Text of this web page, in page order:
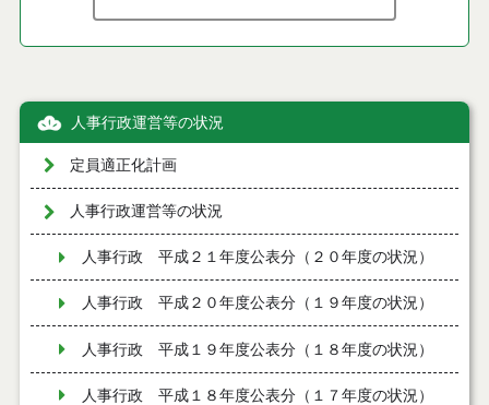
人事行政運営等の状況
定員適正化計画
人事行政運営等の状況
人事行政 平成２１年度公表分（２０年度の状況）
人事行政 平成２０年度公表分（１９年度の状況）
人事行政 平成１９年度公表分（１８年度の状況）
人事行政 平成１８年度公表分（１７年度の状況）